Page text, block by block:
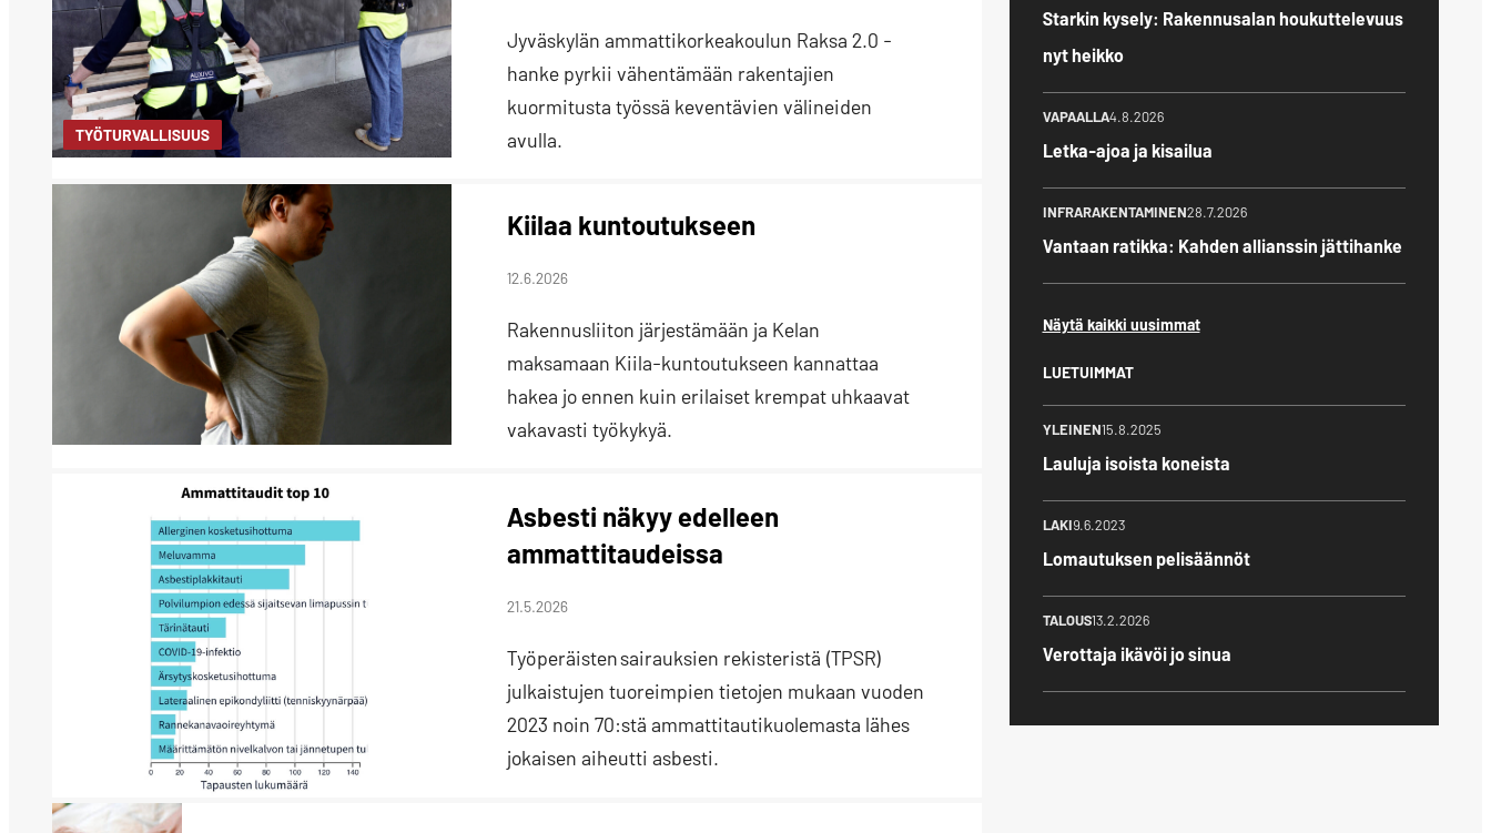
TYÖTURVALLISUUS
Jyväskylän ammattikorkeakoulun Raksa 2.0 -
hanke pyrkii vähentämään rakentajien
kuormitusta työssä keventävien välineiden
avulla.
Kiilaa kuntoutukseen
12.6.2026
Rakennusliiton järjestämään ja Kelan
maksamaan Kiila-kuntoutukseen kannattaa
hakea jo ennen kuin erilaiset krempat uhkaavat
vakavasti työkykyä.
Asbesti näkyy edelleen
ammattitaudeissa
21.5.2026
Työperäisten sairauksien rekisteristä (TPSR)
julkaistujen tuoreimpien tietojen mukaan vuoden
2023 noin 70:stä ammattitautikuolemasta lähes
jokaisen aiheutti asbesti.
Starkin kysely: Rakennusalan houkuttelevuus
nyt heikko
VAPAALLA4.8.2026
Letka-ajoa ja kisailua
INFRARAKENTAMINEN28.7.2026
Vantaan ratikka: Kahden allianssin jättihanke
Näytä kaikki uusimmat
LUETUIMMAT
YLEINEN15.8.2025
Lauluja isoista koneista
LAKI9.6.2023
Lomautuksen pelisäännöt
TALOUS13.2.2026
Verottaja ikävöi jo sinua